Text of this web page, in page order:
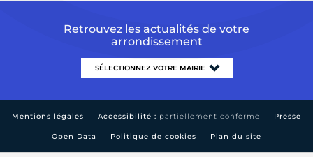
Retrouvez les actualités de votre
arrondissement
Mentions légales Accessibilité : partiellement conforme Presse
Open Data Politique de cookies Plan du site